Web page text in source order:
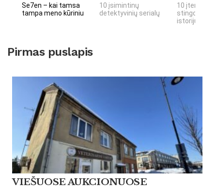
Se7en – kai tamsa
tampa meno kūriniu
10 įsimintinų
detektyvinių serialų
10 įtemptų,
stingdančių
istorijų
Pirmas puslapis
VIEŠUOSE AUKCIONUOSE